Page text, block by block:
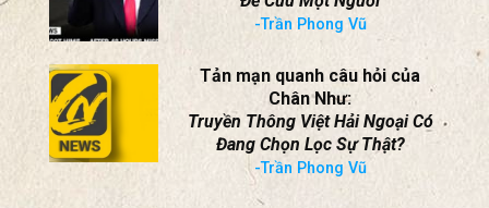
-Trần Phong Vũ
Tản mạn quanh câu hỏi của
Chân Như:
Truyền Thông Việt Hải Ngoại Có
Đang Chọn Lọc Sự Thật?
-Trần Phong Vũ